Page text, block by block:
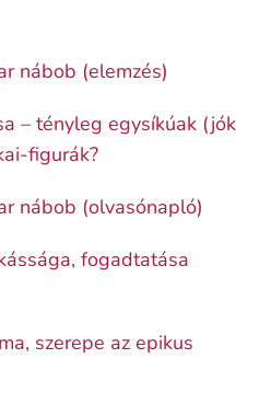
nábob (elemzés)
– tényleg egysíkúak (jók
figurák?
nábob (olvasónapló)
fogadtatása
szerepe az epikus